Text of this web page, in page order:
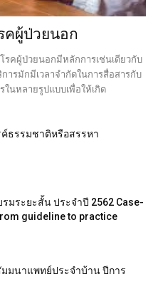
คผู้ป่วยนอก
รคผู้ป่วยนอกมีหลักการเช่นเดียวกับ
ารมักมีเวลาจำกัดในการสื่อสารกับ
ในหลายรูปแบบเพื่อให้เกิด
ธรรมชาติหรือสรรหา
มระยะสั้น ประจำปี 2562 Case-
guideline to practice
มนาแพทย์ประจำบ้าน ปีการ